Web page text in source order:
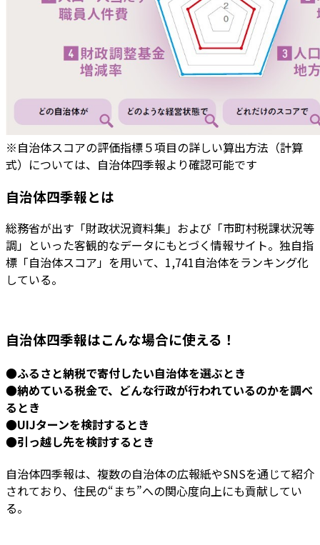
※自治体スコアの評価指標５項目の詳しい算出方法（計算
式）については、自治体四季報より確認可能です
自治体四季報とは
総務省が出す「財政状況資料集」および「市町村税課状況等
調」といった客観的なデータにもとづく情報サイト。独自指
標「自治体スコア」を用いて、1,741自治体をランキング化
している。
自治体四季報はこんな場合に使える！
●ふるさと納税で寄付したい自治体を選ぶとき
●納めている税金で、どんな行政が行われているのかを調べ
るとき
●UIJターンを検討するとき
●引っ越し先を検討するとき
自治体四季報は、複数の自治体の広報紙やSNSを通じて紹介
されており、住民の“まち”への関心度向上にも貢献してい
る。